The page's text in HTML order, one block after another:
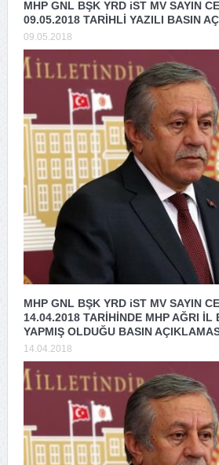
MHP GNL BŞK YRD iST MV SAYIN
09.05.2018 TARİHLİ YAZILI BASIN
09.05.2018
MHP GNL BŞK YRD iST MV SAYIN
14.04.2018 TARİHİNDE MHP AĞRI İL
YAPMIŞ OLDUĞU BASIN
14.04.2018